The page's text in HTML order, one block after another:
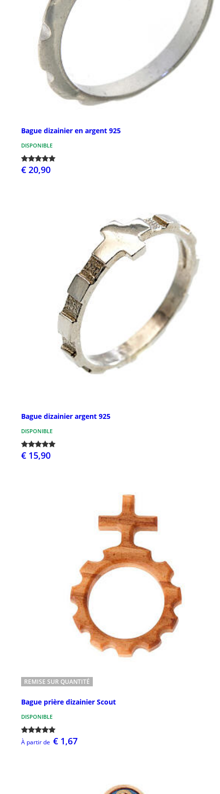
Bague dizainier en argent 925
DISPONIBLE
€ 20,90
Bague dizainier argent 925
DISPONIBLE
€ 15,90
REMISE SUR QUANTITÉ
Bague prière dizainier Scout
DISPONIBLE
À partir de € 1,67